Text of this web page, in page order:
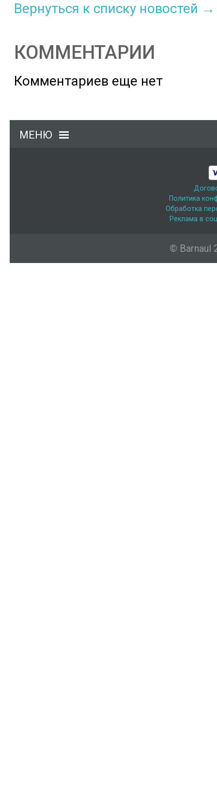
Вернуться к списку новостей →
КОММЕНТАРИИ
Комментариев еще нет
МЕНЮ
Политика
Обработка
Реклама в
© Barnaul